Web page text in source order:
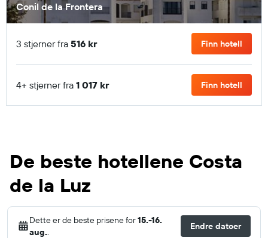
Conil de la Frontera
3 stjerner fra 516 kr Finn hotell
4+ stjerner fra 1 017 kr Finn hotell
De beste hotellene Costa
de la Luz
Dette er de beste prisene for15.-16.
aug..
Endre datoer